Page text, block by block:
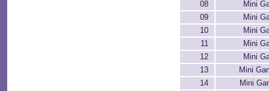
08
Mini
09
Mini
10
Mini
11
Mini
12
Mini
13
Mini
14
Mini